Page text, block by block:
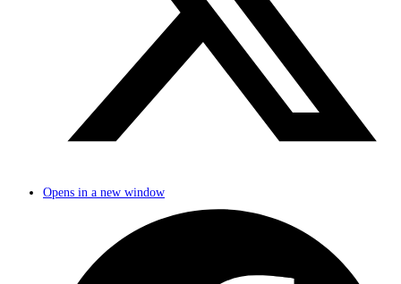
Opens in a new window